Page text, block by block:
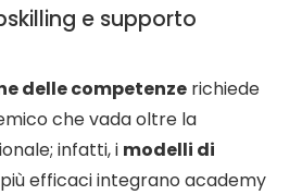
e supporto
delle competenze richiede
che vada oltre la
infatti, i modelli di
più efficaci integrano academy